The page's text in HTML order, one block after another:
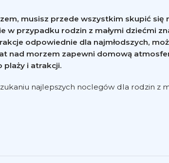
musisz przede wszystkim skupić się
w przypadku rodzin z małymi dziećmi
odpowiednie dla najmłodszych,
nad morzem zapewni domową
plaży i atrakcji.
najlepszych noclegów dla rodzin z